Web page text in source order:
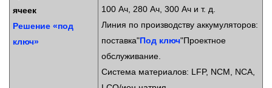
ячеек
Решение «под
ключ»
100 Ач, 280 Ач, 300 Ач и т. д.
Линия по производству аккумуляторов:
поставка"Под ключ"Проектное
обслуживание.
Система материалов: LFP, NCM, NCA,